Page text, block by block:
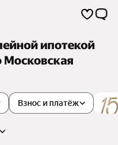
ипотекой
Московская
Взнос и платёж